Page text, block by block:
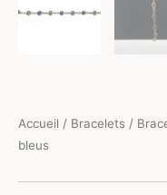
Accueil / Bracelets /
bleus